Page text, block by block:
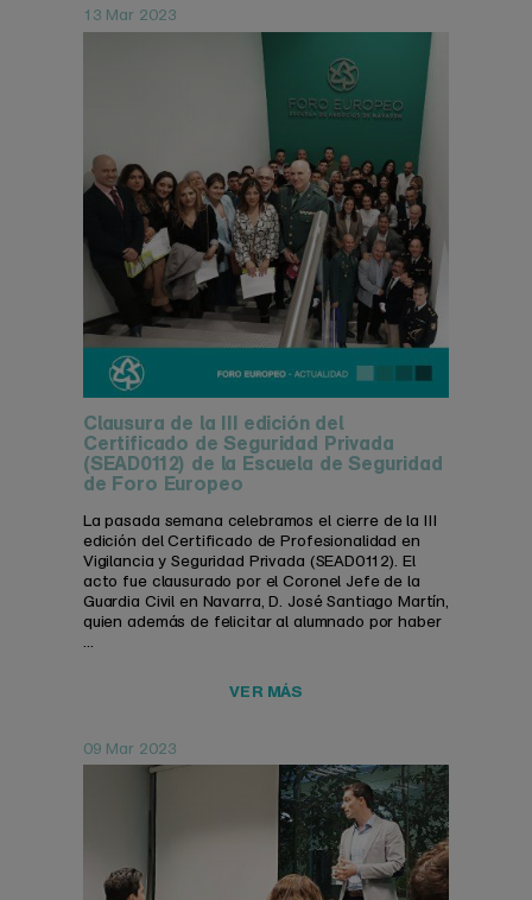
13 Mar 2023
Clausura de la III edición del
Certificado de Seguridad Privada
(SEAD0112) de la Escuela de Seguridad
de Foro Europeo
La pasada semana celebramos el cierre de la III
edición del Certificado de Profesionalidad en
Vigilancia y Seguridad Privada (SEAD0112). El
acto fue clausurado por el Coronel Jefe de la
Guardia Civil en Navarra, D. José Santiago Martín,
quien además de felicitar al alumnado por haber
...
VER MÁS
09 Mar 2023